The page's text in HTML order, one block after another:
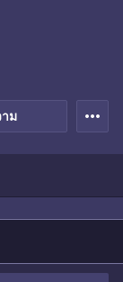
ม more_horiz